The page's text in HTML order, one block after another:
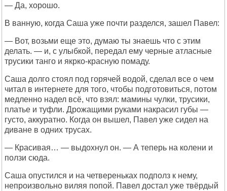
— Да, хорошо.
В ванную, когда Саша уже почти разделся, зашел Павел:
— Вот, возьми еще это, думаю ты знаешь что с этим
делать. — и, с улыбкой, передал ему черные атласные
трусики танго и якрко-красную помаду.
Саша долго стоял под горячей водой, сделал все о чем
читал в интернете для того, чтобы подготовиться, потом
медленно надел всё, что взял: мамины чулки, трусики,
платье и туфли. Дрожащими руками накрасил губы —
густо, аккуратно. Когда он вышел, Павел уже сидел на
диване в одних трусах.
— Красивая… — выдохнул он. — А теперь на колени и
ползи сюда.
Саша опустился и на четвереньках подполз к нему,
непроизвольно виляя попой. Павел достал уже твёрдый